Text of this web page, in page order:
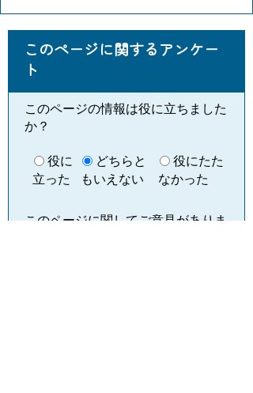
このページに関するアンケー
ト
このページの情報は役に立ちました
か？
役に
立った
どちらと
もいえない
役にたた
なかった
このページに関してご意見がありま